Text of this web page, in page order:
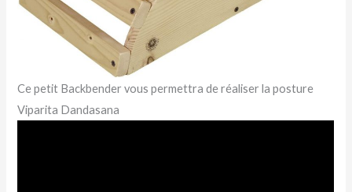
Ce petit Backbender vous permettra de réaliser la posture
Viparita Dandasana